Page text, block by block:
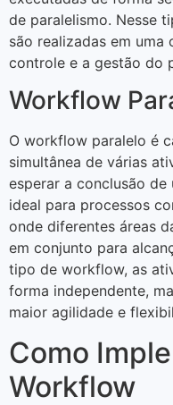
de paralelismo. Nesse
são realizadas em
controle e a gestão do
Workflow
O workflow paralelo é
simultânea de várias
esperar a conclusão
ideal para processos
onde diferentes áreas
em conjunto para
tipo de workflow, as
forma independente,
maior agilidade e
Como
Workflow